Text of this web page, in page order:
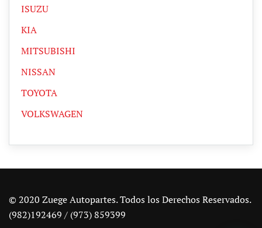
ISUZU
KIA
MITSUBISHI
NISSAN
TOYOTA
VOLKSWAGEN
© 2020 Zuege Autopartes. Todos los Derechos Reservados.
(982)192469 / (973) 859399